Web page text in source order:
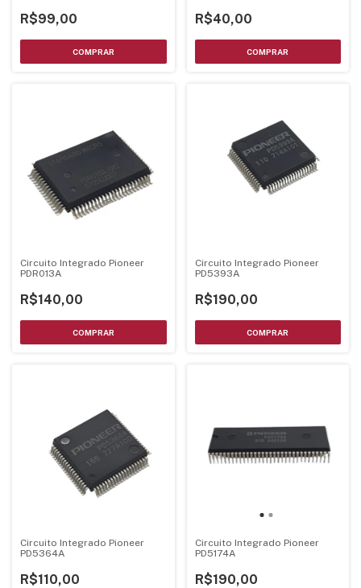
R$99,00 R$40,00
Circuito Integrado Pioneer
PDR013A
R$140,00
Circuito Integrado Pioneer
PD5393A
R$190,00
Circuito Integrado Pioneer
PD5364A
R$110,00
Circuito Integrado Pioneer
PD5174A
R$190,00